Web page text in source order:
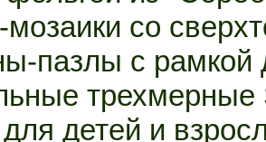
со
пазлы с
детей и